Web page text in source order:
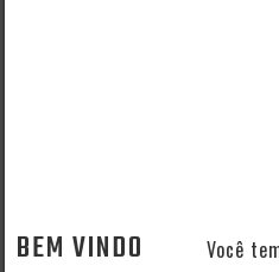
CERVEJA KAINGANG WEISS 473ML
BEM VINDO Você